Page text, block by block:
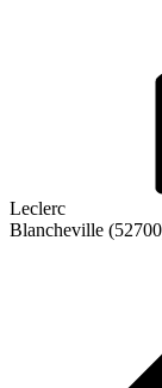
Leclerc
Blancheville